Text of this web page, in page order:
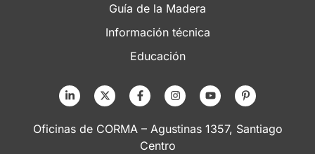
Guía de la Madera
Información técnica
Educación
Oficinas de CORMA – Agustinas 1357, Santiago
Centro